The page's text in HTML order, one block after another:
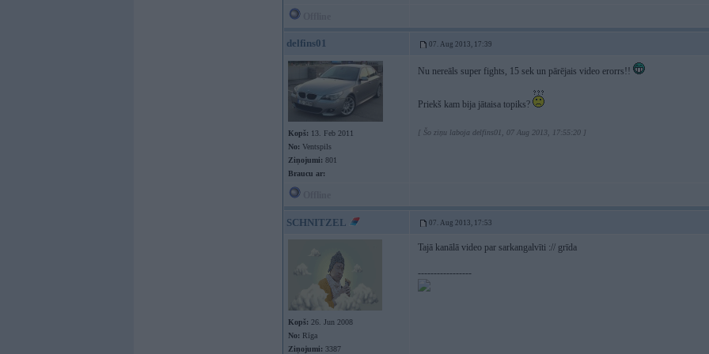
delfins01 07. Aug 2013, 17:39
Kopš: 13. Feb 2011
No: Ventspils
Ziņojumi: 801
Braucu ar:
Nu nereāls super fights, 15 sek un pārējais video erorrs!!
Priekš kam bija jātaisa topiks?
[ Šo ziņu laboja delfins01, 07 Aug 2013, 17:55:20 ]
SCHNITZEL 07. Aug 2013, 17:53
Kopš: 26. Jun 2008
No: Rīga
Ziņojumi: 3387
Tajā kanālā video par sarkangalvīti :// grīda
-----------------